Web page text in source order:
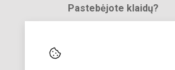
Pastebėjote klaidų?